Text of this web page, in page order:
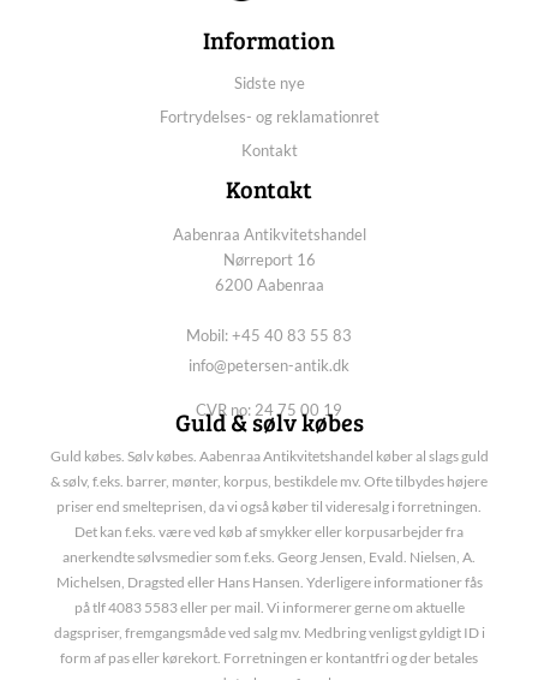
Information
Sidste nye
Fortrydelses- og reklamationret
Kontakt
Kontakt
Aabenraa Antikvitetshandel
Nørreport 16
6200 Aabenraa
Mobil: +45 40 83 55 83
info@petersen-antik.dk
CVR no: 24 75 00 19
Guld & sølv købes
Guld købes. Sølv købes. Aabenraa Antikvitetshandel køber al slags guld
& sølv, f.eks. barrer, mønter, korpus, bestikdele mv. Ofte tilbydes højere
priser end smelteprisen, da vi også køber til videresalg i forretningen.
Det kan f.eks. være ved køb af smykker eller korpusarbejder fra
anerkendte sølvsmedier som f.eks. Georg Jensen, Evald. Nielsen, A.
Michelsen, Dragsted eller Hans Hansen. Yderligere informationer fås
på tlf 4083 5583 eller per mail. Vi informerer gerne om aktuelle
dagspriser, fremgangsmåde ved salg mv. Medbring venligst gyldigt ID i
form af pas eller kørekort. Forretningen er kontantfri og der betales